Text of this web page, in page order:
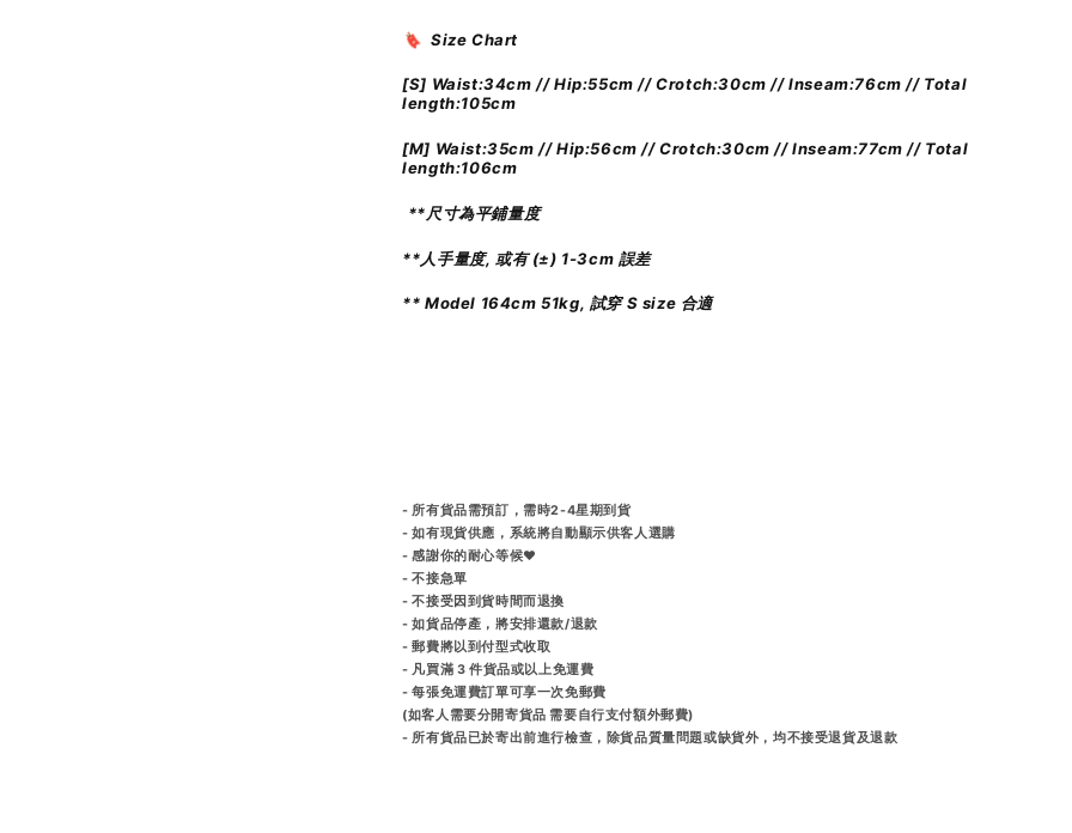
🔖 Size Chart
[S] Waist:34cm // Hip:55cm // Crotch:30cm // Inseam:76cm // Total
length:105cm
[M] Waist:35cm // Hip:56cm // Crotch:30cm //Inseam:77cm // Total
length:106cm
**尺寸為平鋪量度
**人手量度, 或有 (±) 1-3cm 誤差
** Model 164cm 51kg, 試穿 S size 合適
- 所有貨品需預訂，需時2-4星期到貨
- 如有現貨供應，系統將自動顯示供客人選購
- 感謝你的耐心等候♥️
- 不接急單
- 不接受因到貨時間而退換
- 如貨品停產，將安排還款/退款
- 郵費將以到付型式收取
- 凡買滿 3 件貨品或以上免運費
- 每張免運費訂單可享一次免郵費
(如客人需要分開寄貨品 需要自行支付額外郵費)
- 所有貨品已於寄出前進行檢查，除貨品質量問題或缺貨外，均不接受退貨及退款